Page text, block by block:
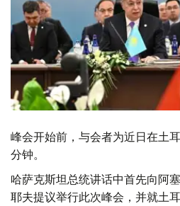
峰会开始前，与会者为近日在土
分钟。
哈萨克斯坦总统讲话中首先向阿
耶夫提议举行此次峰会，并就土